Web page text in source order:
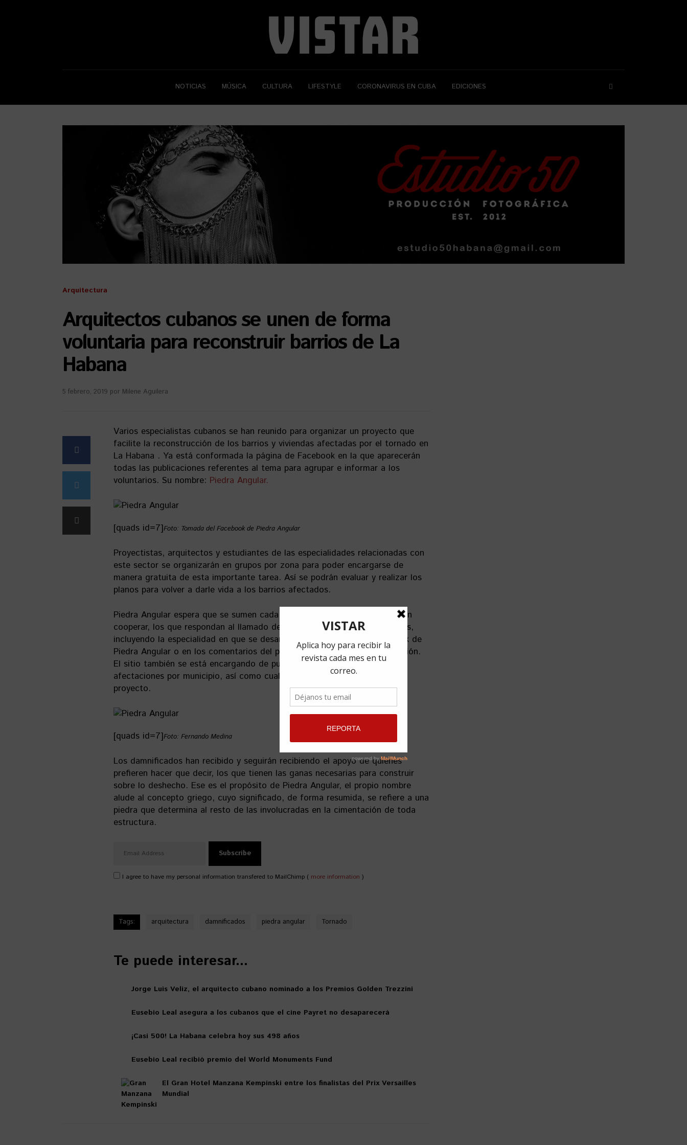
NOTICIAS MÚSICA CULTURA LIFESTYLE CORONAVIRUS EN CUBA EDICIONES
Arquitectura
Arquitectos cubanos se unen de forma
voluntaria para reconstruir barrios de La
Habana
5 febrero, 2019 por Milene Aguilera
Varios especialistas cubanos se han reunido para organizar un proyecto que
facilite la reconstrucción de los barrios y viviendas afectadas por el tornado en
La Habana . Ya está conformada la página de Facebook en la que aparecerán
todas las publicaciones referentes al tema para agrupar e informar a los
voluntarios. Su nombre: Piedra Angular.
[quads id=7]Foto: Tomada del Facebook de Piedra Angular
Proyectistas, arquitectos y estudiantes de las especialidades relacionadas con
este sector se organizarán en grupos por zona para poder encargarse de
manera gratuita de esta importante tarea. Así se podrán evaluar y realizar los
planos para volver a darle vida a los barrios afectados.
Piedra Angular espera que se sumen cada vez más personas interesadas en
cooperar, los que respondan al llamado deben ingresar su datos personales,
incluyendo la especialidad en que se desarrollan, en la página en Facebook de
Piedra Angular o en los comentarios del post donde se brinda la información.
El sitio también se está encargando de publicar tablas actualizadas de las
afectaciones por municipio, así como cualquier nota de utilidad para el
proyecto.
[quads id=7]Foto: Fernando Medina
Los damnificados han recibido y seguirán recibiendo el apoyo de quienes
prefieren hacer que decir, los que tienen las ganas necesarias para construir
sobre lo deshecho. Ese es el propósito de Piedra Angular, el propio nombre
alude al concepto griego, cuyo significado, de forma resumida, se refiere a una
piedra que determina al resto de las involucradas en la cimentación de toda
estructura.
I agree to have my personal information transfered to MailChimp ( more information )
Tags: arquitectura damnificados piedra angular Tornado
Te puede interesar...
Jorge Luis Veliz, el arquitecto cubano nominado a los Premios Golden Trezzini
Eusebio Leal asegura a los cubanos que el cine Payret no desaparecerá
¡Casi 500! La Habana celebra hoy sus 498 años
Eusebio Leal recibió premio del World Monuments Fund
El Gran Hotel Manzana Kempinski entre los finalistas del Prix Versailles
Mundial